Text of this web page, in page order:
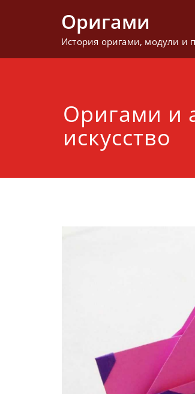
Оригами
История оригами, модули и
Оригами и
искусство